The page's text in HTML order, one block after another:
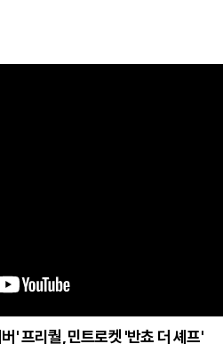
' 프리퀄, 민트로켓 '반쵸 더 셰프'